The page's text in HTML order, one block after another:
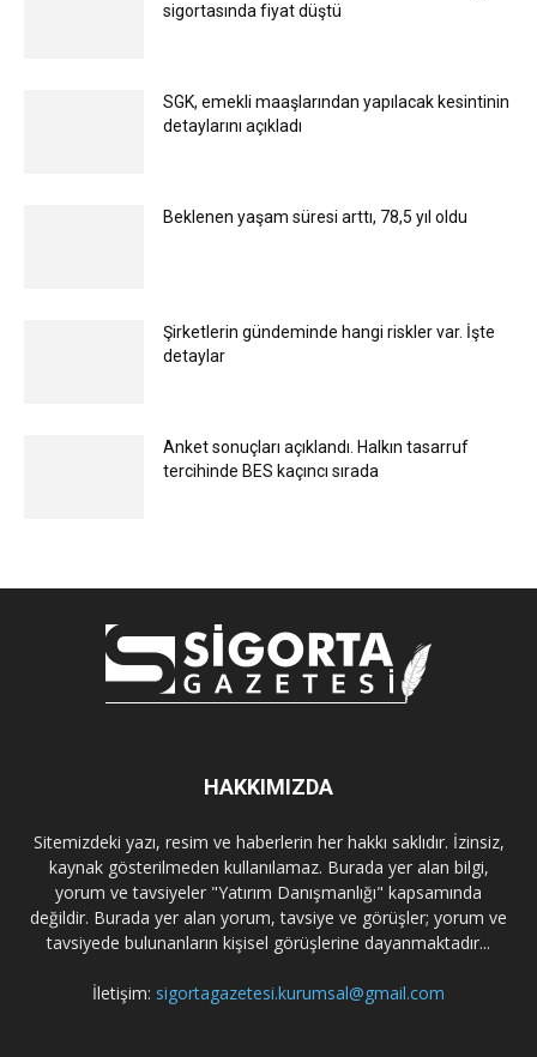
sigortasında fiyat düştü
SGK, emekli maaşlarından yapılacak kesintinin
detaylarını açıkladı
Beklenen yaşam süresi arttı, 78,5 yıl oldu
Şirketlerin gündeminde hangi riskler var. İşte
detaylar
Anket sonuçları açıklandı. Halkın tasarruf
tercihinde BES kaçıncı sırada
HAKKIMIZDA
Sitemizdeki yazı, resim ve haberlerin her hakkı saklıdır. İzinsiz,
kaynak gösterilmeden kullanılamaz. Burada yer alan bilgi,
yorum ve tavsiyeler "Yatırım Danışmanlığı" kapsamında
değildir. Burada yer alan yorum, tavsiye ve görüşler; yorum ve
tavsiyede bulunanların kişisel görüşlerine dayanmaktadır...
İletişim: sigortagazetesi.kurumsal@gmail.com